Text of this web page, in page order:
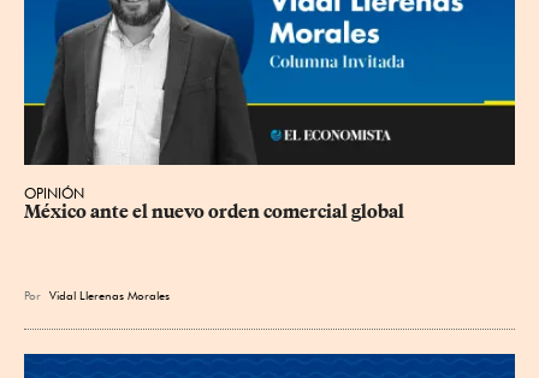
OPINIÓN
México ante el nuevo orden comercial global
Por Vidal Llerenas Morales